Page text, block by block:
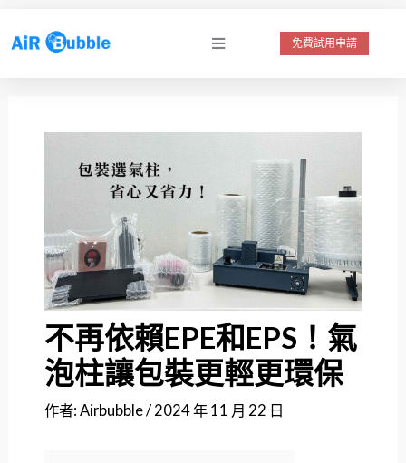
至
免費試用申請
不再依賴EPE和EPS！氣
泡柱讓包裝更輕更環保
作者: Airbubble/ 2024 年 11 月 22 日